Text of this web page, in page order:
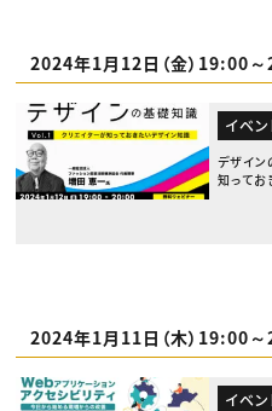
2024年1月12日（金）19:00
イベン
デザイ
知ってお
2024年1月11日（木）19:00
イベン